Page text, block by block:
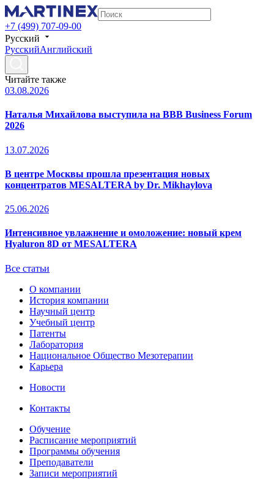
+7 (499) 707-09-00
Русский
РусскийАнглийский
Читайте также
03.08.2026
Наталья Михайлова выступила на BBB Business Forum
2026
13.07.2026
В центре Москвы прошла презентация новых
концентратов MESALTERA by Dr. Mikhaylova
25.06.2026
Интенсивное увлажнение и омоложение: новый крем
Hyaluron 8D от MESALTERA
Все статьи
О компании
История компании
Научный центр
Учебный центр
Патенты
Лаборатория
Национальное Общество Мезотерапии
Карьера
Новости
Контакты
Обучение
Расписание мероприятий
Программы обучения
Преподаватели
Записи мероприятий